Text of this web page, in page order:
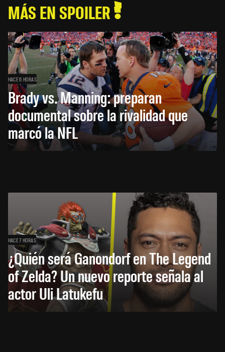
MÁS EN SPOILER
HACE 6 HORAS
Brady vs. Manning: preparan
documental sobre la rivalidad que
marcó la NFL
HACE 7 HORAS
¿Quién será Ganondorf en The Legend
of Zelda? Un nuevo reporte señala al
actor Uli Latukefu